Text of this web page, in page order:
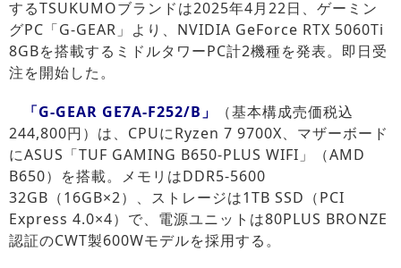
するTSUKUMOブランドは2025年4月22日、ゲーミン
グPC「G-GEAR」より、NVIDIA GeForce RTX 5060Ti
8GBを搭載するミドルタワーPC計2機種を発表。即日受
注を開始した。
「G-GEAR GE7A-F252/B」
（基本構成売価税込
244,800円）は、CPUにRyzen 7 9700X、マザーボード
にASUS「TUF GAMING B650-PLUS WIFI」（AMD
B650）を搭載。メモリはDDR5-5600
32GB（16GB×2）、ストレージは1TB SSD（PCI
Express 4.0×4）で、電源ユニットは80PLUS BRONZE
認証のCWT製600Wモデルを採用する。